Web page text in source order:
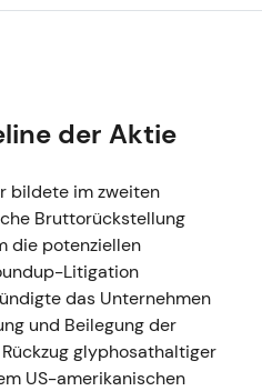
der Aktie
bildete im zweiten
Bruttorückstellung
die potenziellen
Litigation
das Unternehmen
und Beilegung der
glyphosathaltiger
US-amerikanischen